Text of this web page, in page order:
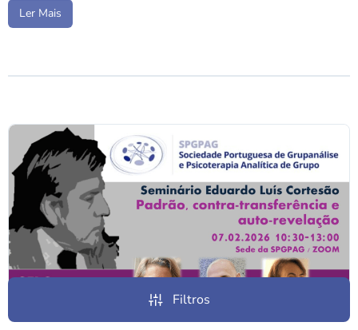
Ler Mais
Filtros